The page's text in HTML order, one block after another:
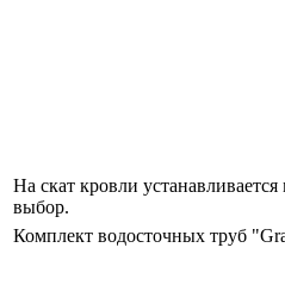
На скат кровли
выбор.
Комплект водосточных труб